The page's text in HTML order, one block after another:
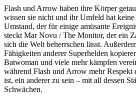
Flash und Arrow haben ihre Körper
wissen sie nicht und ihr Umfeld hat
Umstand, der für einige amüsante
steckt Mar Novu / The Monitor, der ein
sich die Welt beherrschen lässt.
Fähigkeiten anderer Superhelden
Batwoman und viele mehr kämpfen
während Flash und Arrow mehr Respekt
ist, ein anderer zu sein – mit all dessen
Schwächen.